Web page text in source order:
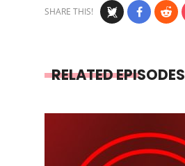
SHARE THIS!
RELATED EPISODES